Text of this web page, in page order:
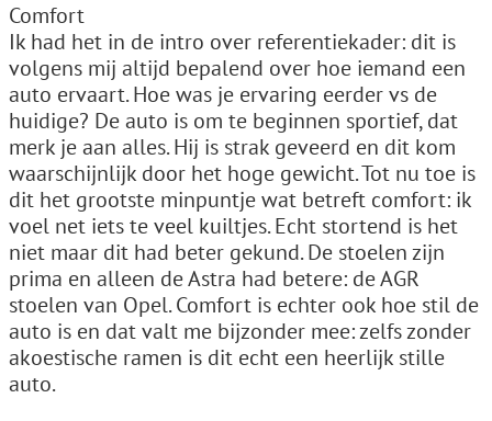
Comfort
Ik had het in de intro over referentiekader: dit is
volgens mij altijd bepalend over hoe iemand een
auto ervaart. Hoe was je ervaring eerder vs de
huidige? De auto is om te beginnen sportief, dat
merk je aan alles. Hij is strak geveerd en dit kom
waarschijnlijk door het hoge gewicht. Tot nu toe is
dit het grootste minpuntje wat betreft comfort: ik
voel net iets te veel kuiltjes. Echt stortend is het
niet maar dit had beter gekund. De stoelen zijn
prima en alleen de Astra had betere: de AGR
stoelen van Opel. Comfort is echter ook hoe stil de
auto is en dat valt me bijzonder mee: zelfs zonder
akoestische ramen is dit echt een heerlijk stille
auto.